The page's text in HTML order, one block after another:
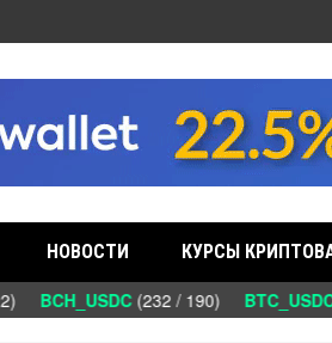
НОВОСТИ КУРСЫ
BCH_USDC(232 / 190) BTC_USDC